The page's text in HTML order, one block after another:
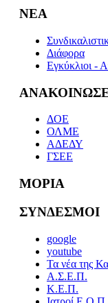
ΝΕΑ
Διάφορα
Εγκύκλιοι -
ΔΟΕ
ΟΛΜΕ
ΑΔΕΔΥ
ΓΣΕΕ
ΜΟΡΙΑ
ΣΥΝΔΕΣΜΟΙ
google
youtube
Τα νέα της
Α.Σ.Ε.Π.
Κ.Ε.Π.